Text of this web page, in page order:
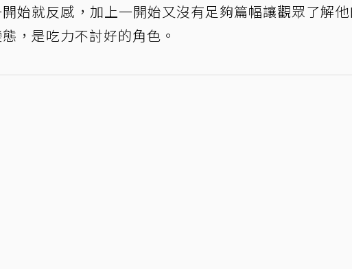
始就反感，加上一開始又沒有足夠篇幅讓觀眾了解
，是吃力不討好的角色。